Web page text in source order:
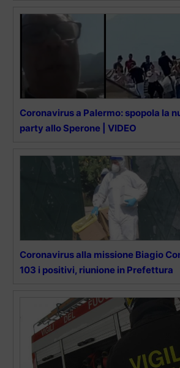
Coronavirus a Palermo: spopola la
party allo Sperone | VIDEO
Coronavirus alla missione Biagio
103 i positivi, riunione in Prefettura